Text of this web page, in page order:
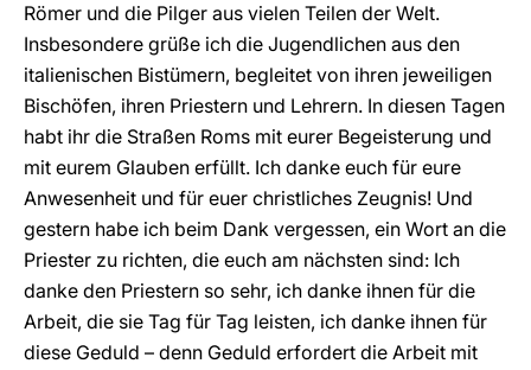
Römer und die Pilger aus vielen Teilen der Welt.
Insbesondere grüße ich die Jugendlichen aus den
italienischen Bistümern, begleitet von ihren jeweiligen
Bischöfen, ihren Priestern und Lehrern. In diesen Tagen
habt ihr die Straßen Roms mit eurer Begeisterung und
mit eurem Glauben erfüllt. Ich danke euch für eure
Anwesenheit und für euer christliches Zeugnis! Und
gestern habe ich beim Dank vergessen, ein Wort an die
Priester zu richten, die euch am nächsten sind: Ich
danke den Priestern so sehr, ich danke ihnen für die
Arbeit, die sie Tag für Tag leisten, ich danke ihnen für
diese Geduld – denn Geduld erfordert die Arbeit mit